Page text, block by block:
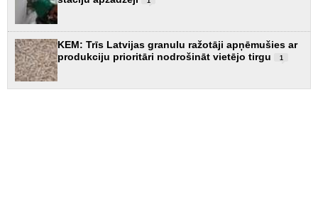
KEM: Trīs Latvijas granulu ražotāji apņēmušies ar
produkciju prioritāri nodrošināt vietējo tirgu
1